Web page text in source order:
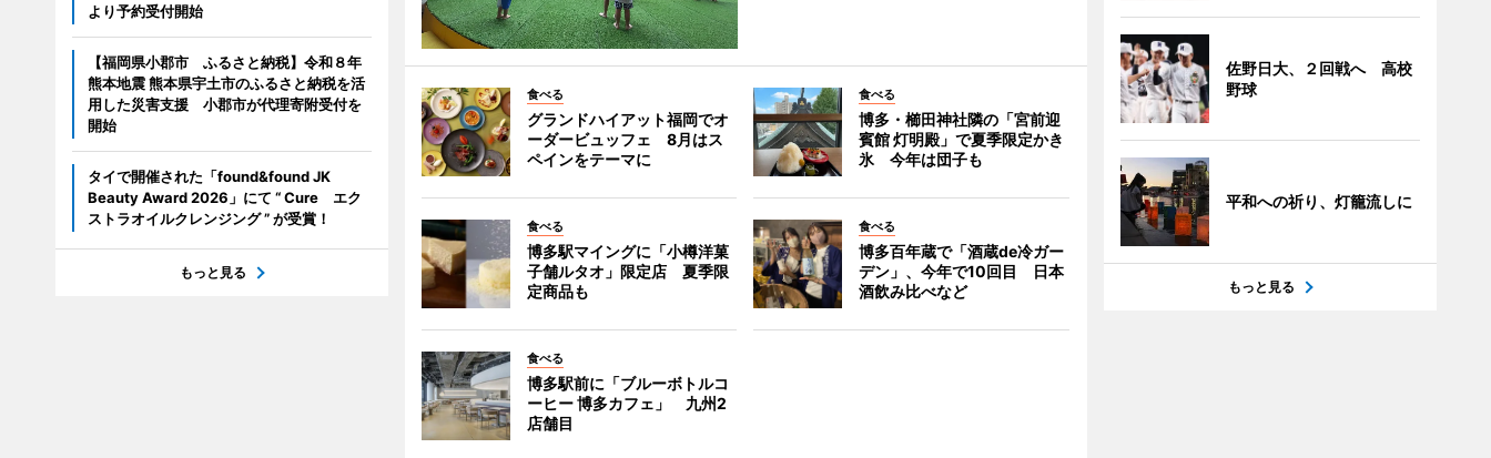
食べる
グランドハイアット福岡でオ
ーダービュッフェ 8月はス
ペインをテーマに
食べる
博多・櫛田神社隣の「宮前迎
賓館 灯明殿」で夏季限定かき
氷 今年は団子も
食べる
博多駅マイングに「小樽洋菓
子舗ルタオ」限定店 夏季限
定商品も
食べる
博多百年蔵で「酒蔵de冷ガー
デン」、今年で10回目 日本
酒飲み比べなど
食べる
博多駅前に「ブルーボトルコ
ーヒー 博多カフェ」 九州2
店舗目
より予約受付開始
【福岡県小郡市 ふるさと納税】令和８年
熊本地震 熊本県宇土市のふるさと納税を活
用した災害支援 小郡市が代理寄附受付を
開始
タイで開催された「found&found JK
Beauty Award 2026」にて “ Cure エク
ストラオイルクレンジング ” が受賞！
もっと見る
佐野日大、２回戦へ 高校
野球
平和への祈り、灯籠流しに
もっと見る